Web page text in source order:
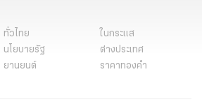
ทั่วไทย
ในกระแส
นโยบายรัฐ
ต่างประเทศ
ยานยนต์
ราคาทองคำ